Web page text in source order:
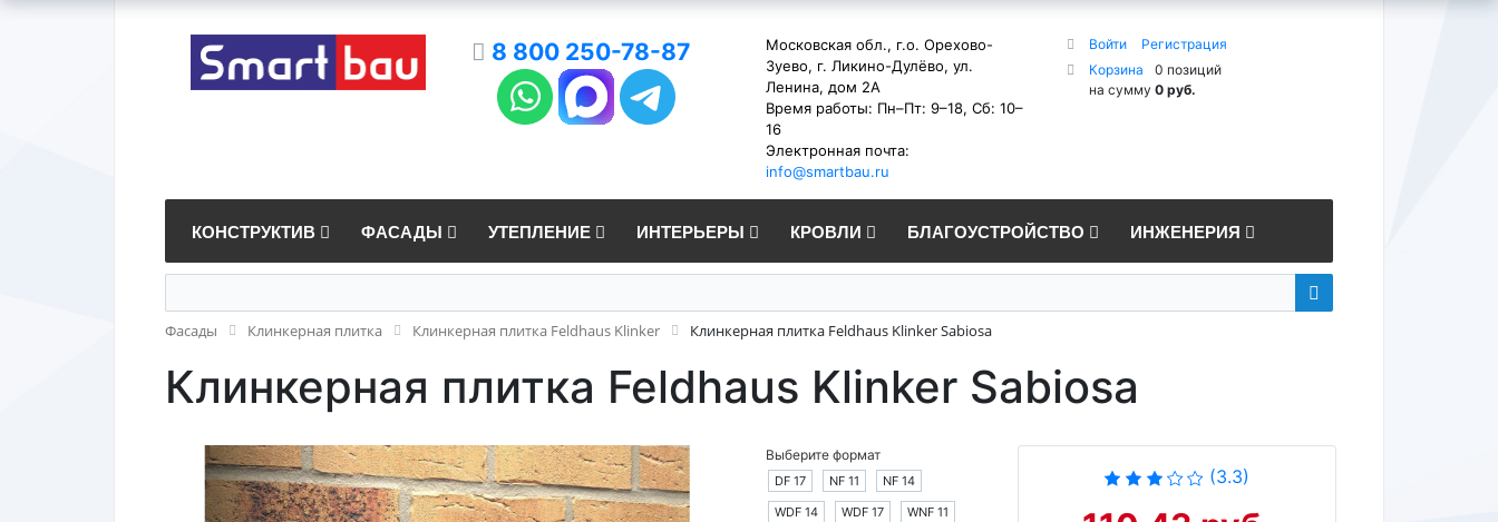
8 800 250-78-87
Московская обл., г.о. Орехово-
Зуево, г. Ликино-Дулёво, ул.
Ленина, дом 2А
Время работы: Пн–Пт: 9–18, Сб: 10–
16
Электронная почта:
info@smartbau.ru
Войти
Регистрация
Корзина
0 позиций
на сумму 0 руб.
КОНСТРУКТИВ ФАСАДЫ УТЕПЛЕНИЕ ИНТЕРЬЕРЫ КРОВЛИ БЛАГОУСТРОЙСТВО ИНЖЕНЕРИЯ
Фасады Клинкерная плитка Клинкерная плитка Feldhaus Klinker Клинкерная плитка Feldhaus Klinker Sabiosa
Клинкерная плитка Feldhaus Klinker Sabiosa
Выберите формат
DF 17 NF 11
NF 14
WDF 14
WDF 17
WNF 11
(3.3)